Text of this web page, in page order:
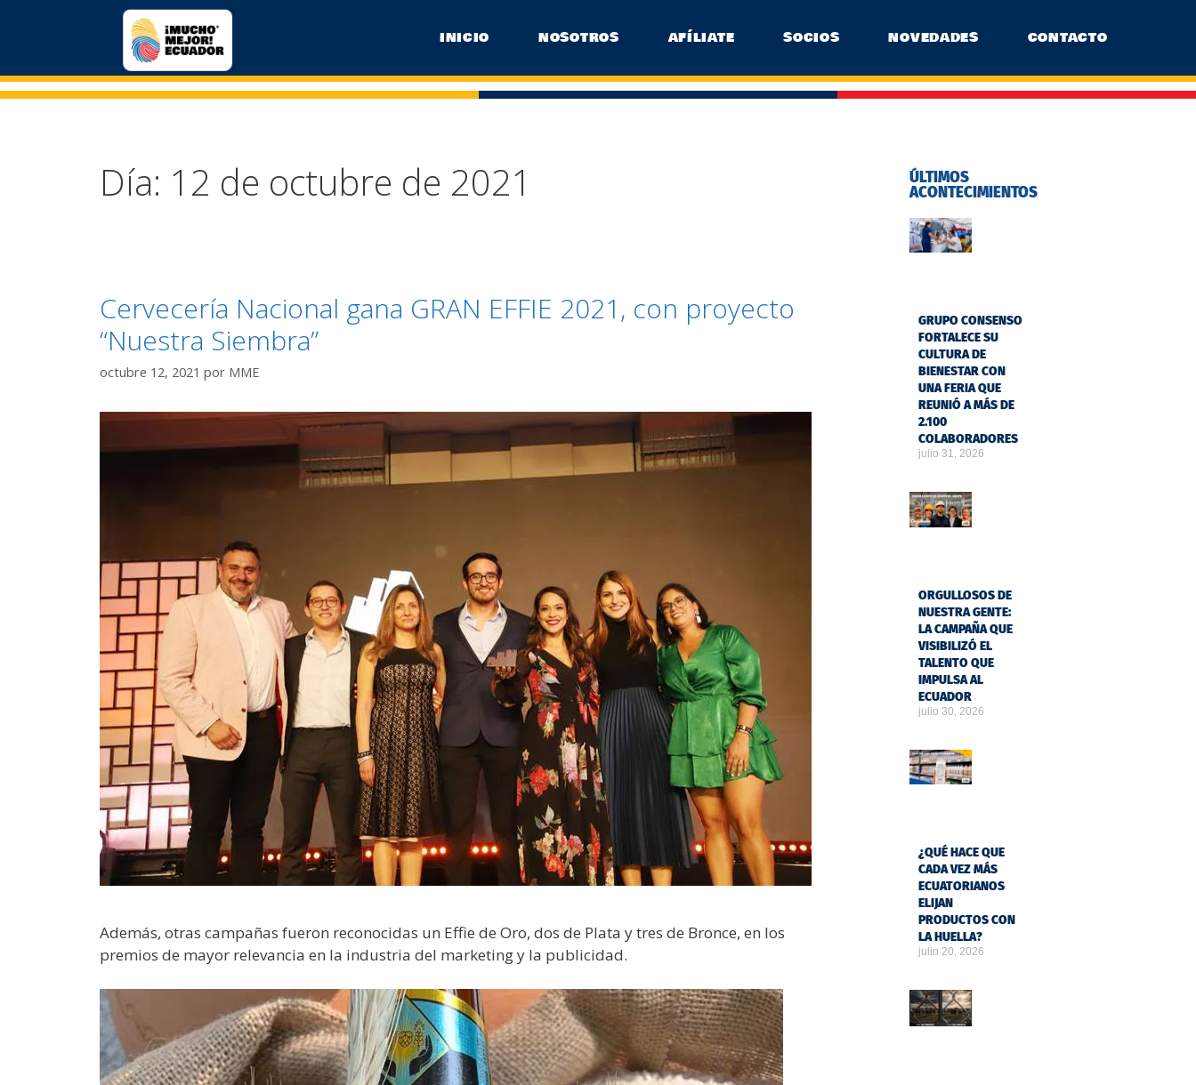
INICIO NOSOTROS AFÍLIATE SOCIOS NOVEDADES CONTACTO
Día: 12 de octubre de 2021
Cervecería Nacional gana GRAN EFFIE 2021, con proyecto
“Nuestra Siembra”
octubre 12, 2021 por MME
Además, otras campañas fueron reconocidas un Effie de Oro, dos de Plata y tres de Bronce, en los
premios de mayor relevancia en la industria del marketing y la publicidad.
ÚLTIMOS
ACONTECIMIENTOS
GRUPO CONSENSO
FORTALECE SU
CULTURA DE
BIENESTAR CON
UNA FERIA QUE
REUNIÓ A MÁS DE
2.100
COLABORADORES
julio 31, 2026
ORGULLOSOS DE
NUESTRA GENTE:
LA CAMPAÑA QUE
VISIBILIZÓ EL
TALENTO QUE
IMPULSA AL
ECUADOR
julio 30, 2026
¿QUÉ HACE QUE
CADA VEZ MÁS
ECUATORIANOS
ELIJAN
PRODUCTOS CON
LA HUELLA?
julio 20, 2026